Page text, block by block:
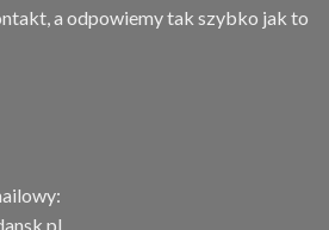
, a odpowiemy tak szybko jak to